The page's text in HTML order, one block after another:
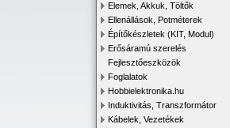
Elemek, Akkuk, Töltők
Ellenállások, Potméterek
Építőkészletek (KIT, Modul)
Erősáramú szerelés
Fejlesztőeszközök
Foglalatok
Hobbielektronika.hu
Induktivitás, Transzformátor
Kábelek, Vezetékek